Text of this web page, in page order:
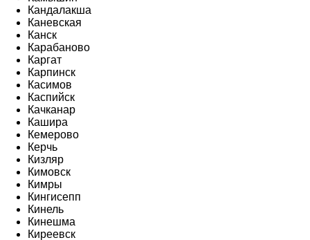
Кандалакша
Каневская
Канск
Карабаново
Каргат
Карпинск
Касимов
Каспийск
Качканар
Кашира
Кемерово
Керчь
Кизляр
Кимовск
Кимры
Кингисепп
Кинель
Кинешма
Киреевск